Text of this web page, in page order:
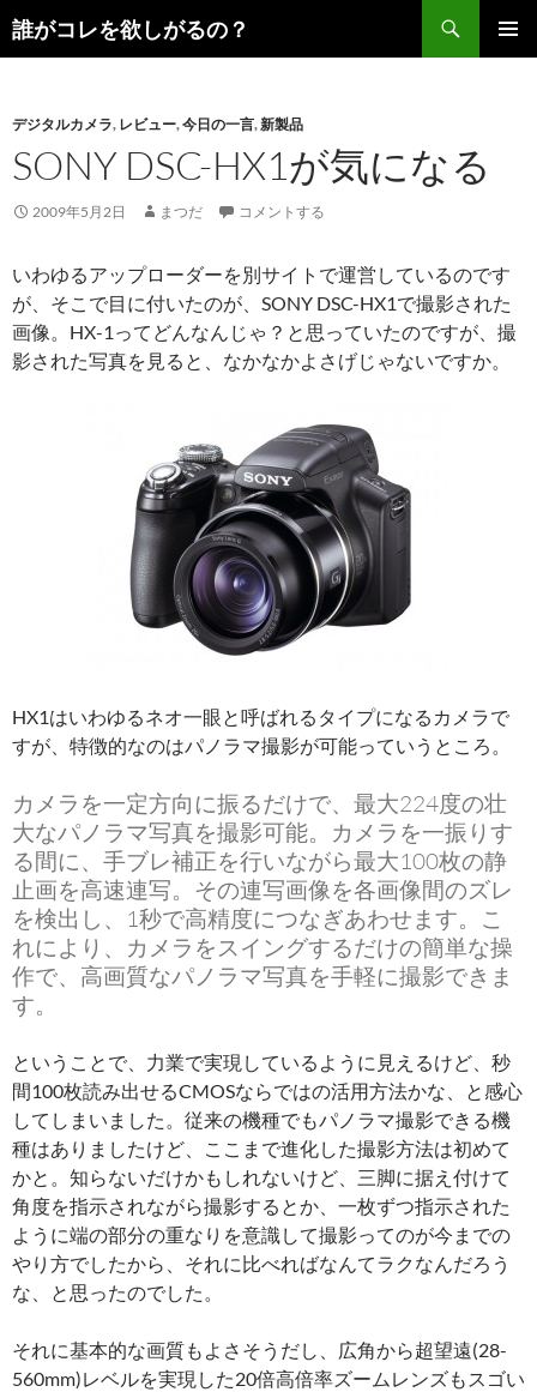
コ
ン
ツ
へ
ス
キ
プ
誰がコレを欲しがるの？
検
索
デジタルカメラ, レビュー,今日の一言,新製品
SONY DSC-HX1が気になる
2009年5月2日 まつだ コメントする
いわゆるアップローダーを別サイトで運営しているのです
が、そこで目に付いたのが、SONY DSC-HX1で撮影された
画像。HX-1ってどんなんじゃ？と思っていたのですが、撮
影された写真を見ると、なかなかよさげじゃないですか。
HX1はいわゆるネオ一眼と呼ばれるタイプになるカメラで
すが、特徴的なのはパノラマ撮影が可能っていうところ。
カメラを一定方向に振るだけで、最大224度の壮
大なパノラマ写真を撮影可能。カメラを一振りす
る間に、手ブレ補正を行いながら最大100枚の静
止画を高速連写。その連写画像を各画像間のズレ
を検出し、1秒で高精度につなぎあわせます。こ
れにより、カメラをスイングするだけの簡単な操
作で、高画質なパノラマ写真を手軽に撮影できま
す。
ということで、力業で実現しているように見えるけど、秒
間100枚読み出せるCMOSならではの活用方法かな、と感心
してしまいました。従来の機種でもパノラマ撮影できる機
種はありましたけど、ここまで進化した撮影方法は初めて
かと。知らないだけかもしれないけど、三脚に据え付けて
角度を指示されながら撮影するとか、一枚ずつ指示された
ように端の部分の重なりを意識して撮影ってのが今までの
やり方でしたから、それに比べればなんてラクなんだろう
な、と思ったのでした。
それに基本的な画質もよさそうだし、広角から超望遠(28-
560mm)レベルを実現した20倍高倍率ズームレンズもスゴい